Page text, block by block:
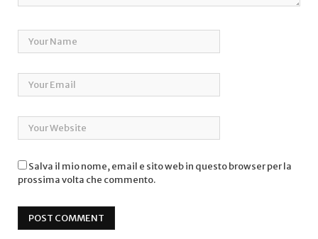
Salva il mio nome, email e sito web in questo browser per la
prossima volta che commento.